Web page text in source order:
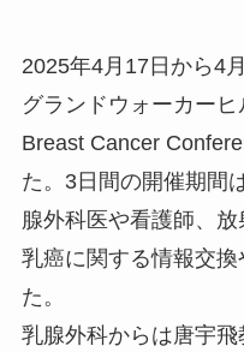
2025年4月17日から4
グランドウォーカー
Breast Cancer
た。3日間の開催期間
腺外科医や看護師、
乳癌に関する情報交
た。
乳腺外科からは唐宇